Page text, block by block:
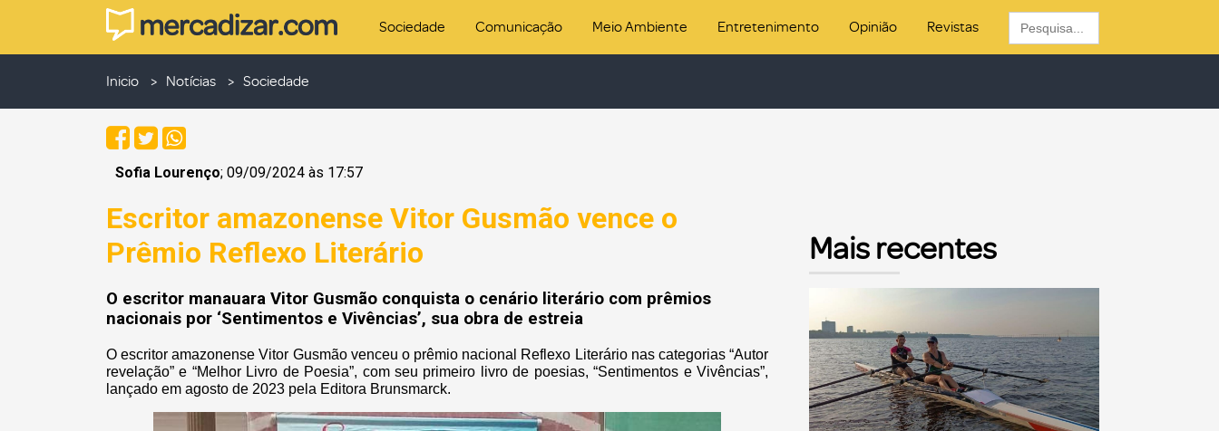
Sociedade Comunicação Meio Ambiente Entretenimento Opinião Revistas
Search
for:
Inicio Notícias Sociedade
Sofia Lourenço; 09/09/2024 às 17:57
Escritor amazonense Vitor Gusmão vence o
Prêmio Reflexo Literário
O escritor manauara Vitor Gusmão conquista o cenário literário com prêmios
nacionais por ‘Sentimentos e Vivências’, sua obra de estreia
O escritor amazonense Vitor Gusmão venceu o prêmio nacional Reflexo Literário nas categorias “Autor
revelação” e “Melhor Livro de Poesia”, com seu primeiro livro de poesias, “Sentimentos e Vivências”,
lançado em agosto de 2023 pela Editora Brunsmarck.
Mais recentes